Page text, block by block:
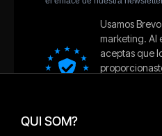
QUI SOM?